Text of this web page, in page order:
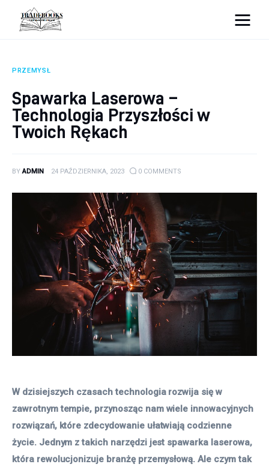
tradebooks.pl
Ciekawostki
Dom
Poraniki
Pozostałe
Zdrowie
PRZEMYSŁ
Spawarka Laserowa –
Technologia Przyszłości w
Twoich Rękach
BY ADMIN 24 PAŹDZIERNIKA, 2023 0 COMMENTS
W dzisiejszych czasach technologia rozwija się w
zawrotnym tempie, przynosząc nam wiele innowacyjnych
rozwiązań, które zdecydowanie ułatwiają codzienne
życie. Jednym z takich narzędzi jest spawarka laserowa,
która rewolucjonizuje branżę przemysłową. Ale czym tak